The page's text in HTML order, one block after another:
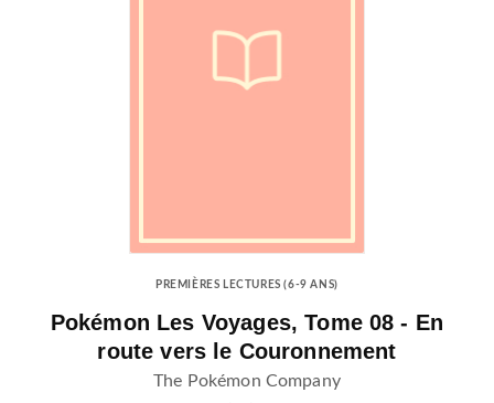
PREMIÈRES LECTURES (6-9 ANS)
Pokémon Les Voyages, Tome 08 - En
route vers le Couronnement
The Pokémon Company